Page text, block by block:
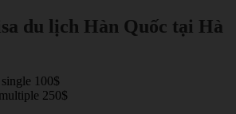
du lịch Hàn Quốc tại Hà
100$
250$